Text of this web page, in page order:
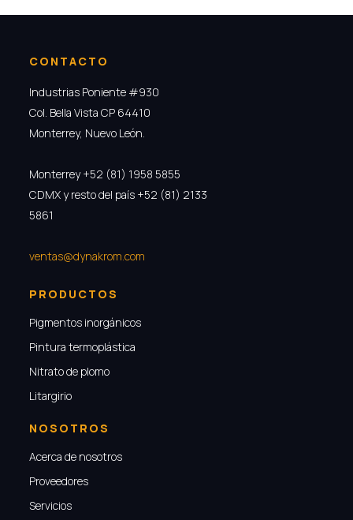
CONTACTO
Industrias Poniente #930
Col. Bella Vista CP 64410
Monterrey, Nuevo León.
Monterrey +52 (81) 1958 5855
CDMX y resto del país +52 (81) 2133
5861
ventas@dynakrom.com
PRODUCTOS
Pigmentos inorgánicos
Pintura termoplástica
Nitrato de plomo
Litargirio
NOSOTROS
Acerca de nosotros
Proveedores
Servicios